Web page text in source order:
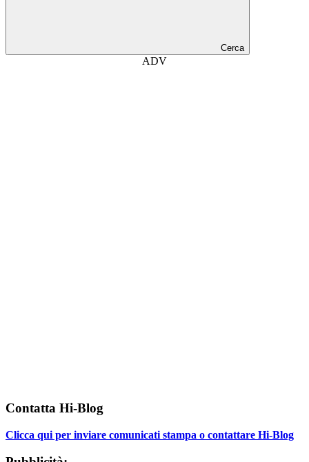
Cerca
ADV
Contatta Hi-Blog
Clicca qui per inviare comunicati stampa o contattare Hi-Blog